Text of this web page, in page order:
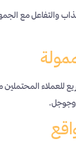
والتفاعل مع
للعملاء